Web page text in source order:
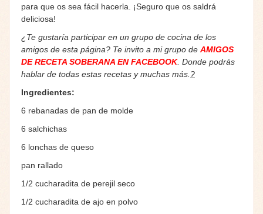
para que os sea fácil hacerla. ¡Seguro que os saldrá
deliciosa!
¿Te gustaría participar en un grupo de cocina de los
amigos de esta página? Te invito a mi grupo de AMIGOS
DE RECETA SOBERANA EN FACEBOOK. Donde podrás
hablar de todas estas recetas y muchas más. ?
Ingredientes:
6 rebanadas de pan de molde
6 salchichas
6 lonchas de queso
pan rallado
1/2 cucharadita de perejil seco
1/2 cucharadita de ajo en polvo